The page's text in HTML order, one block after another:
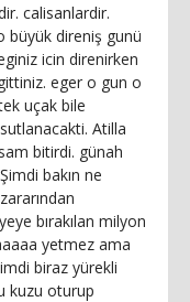
calisanlardir.
büyük direniş gunü
icin direnirken
eger o gun o
uçak bile
Atilla
bitirdi. günah
bakın ne
bırakılan milyon
yetmez ama
biraz yürekli
kuzu oturup